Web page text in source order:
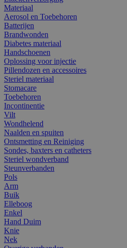
Materiaal
Aerosol en Toebehoren
Batterijen
Brandwonden
Diabetes materiaal
Handschoenen
Oplossing voor injectie
Pillendozen en accessoires
Steriel materiaal
Stomacare
Toebehoren
Incontinentie
Vilt
Wondhelend
Naalden en spuiten
Ontsmetting en Reiniging
Sondes, baxters en catheters
Steriel wondverband
Steunverbanden
Pols
Arm
Buik
Elleboog
Enkel
Hand Duim
Knie
Nek